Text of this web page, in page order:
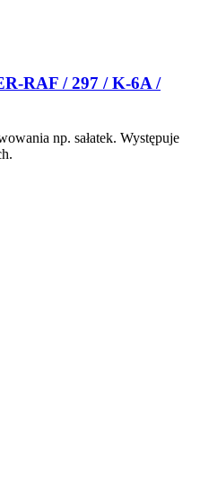
RAF / 297 / K-6A /
np. sałatek. Występuje